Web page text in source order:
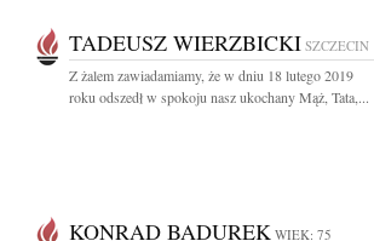
TADEUSZ WIERZBICKI SZCZECIN
Z żalem zawiadamiamy, że w dniu 18 lutego 2019
roku odszedł w spokoju nasz ukochany Mąż, Tata,...
KONRAD BADUREK WIEK: 75